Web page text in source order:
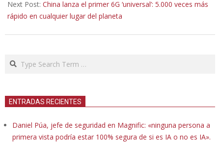
Next Post: China lanza el primer 6G ‘universal’: 5.000 veces más
rápido en cualquier lugar del planeta
Search
ENTRADAS RECIENTES
Daniel Púa, jefe de seguridad en Magnific: «ninguna persona a
primera vista podría estar 100% segura de si es IA o no es IA».